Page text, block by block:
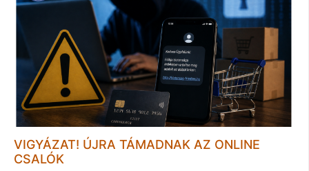
VIGYÁZAT! ÚJRA TÁMADNAK AZ ONLINE
CSALÓK